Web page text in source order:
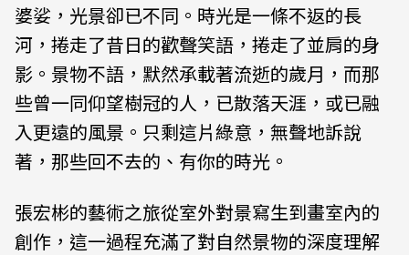
婆娑，光景卻已不同。時光是一條不返的長
河，捲走了昔日的歡聲笑語，捲走了並肩的身
影。景物不語，默然承載著流逝的歲月，而那
些曾一同仰望樹冠的人，已散落天涯，或已融
入更遠的風景。只剩這片綠意，無聲地訴說
著，那些回不去的、有你的時光。
張宏彬的藝術之旅從室外對景寫生到畫室內的
創作，這一過程充滿了對自然景物的深度理解